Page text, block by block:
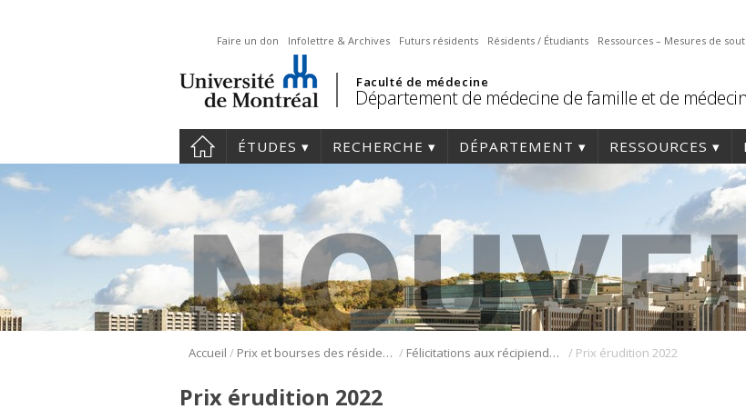
Faire un don Infolettre & Archives Futurs résidents Résidents / Étudiants Ressources – Mesures de
Faculté de médecine
Département de médecine de famille et de
ÉTUDES RECHERCHE DÉPARTEMENT RESSOURCES
Accueil / Prix et bourses des résidents / Félicitations aux récipiendaires des prix remis lors de la 19e Journée d’érudition et de la recherche du programme de médecine de famille / Prix érudition 2022
Prix érudition 2022